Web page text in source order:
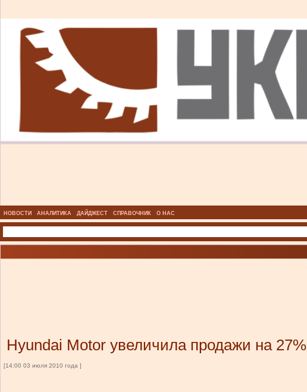
НОВОСТИ АНАЛИТИКА ДАЙДЖЕСТ СПРАВОЧНИК О НАС
Hyundai Motor увеличила продажи на 27%
[14:00 03 июля 2010 года ]